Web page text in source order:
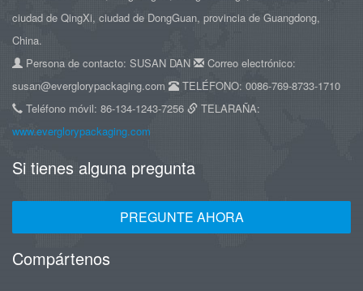
ciudad de QingXi, ciudad de DongGuan, provincia de Guangdong,
China.
Persona de contacto: SUSAN DAN
Correo electrónico:
susan@everglorypackaging.com
TELÉFONO: 0086-769-8733-1710
Teléfono móvil: 86-134-1243-7256
TELARAÑA:
www.everglorypackaging.com
Si tienes alguna pregunta
PREGUNTE AHORA
Compártenos